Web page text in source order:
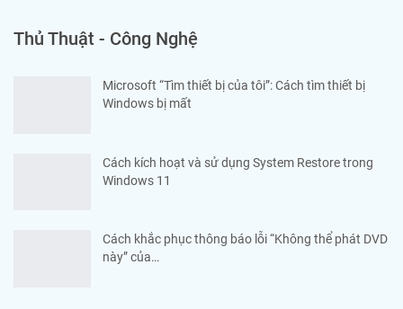
Thủ Thuật - Công Nghệ
Microsoft “Tìm thiết bị của tôi”: Cách tìm thiết bị
Windows bị mất
Cách kích hoạt và sử dụng System Restore trong
Windows 11
Cách khắc phục thông báo lỗi “Không thể phát DVD
này” của…